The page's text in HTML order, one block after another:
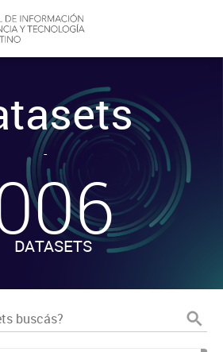
-
DATASETS